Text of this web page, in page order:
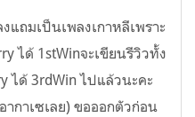
แถมเป็นเพลงเกาหลีเพราะ
ได้ 1stWinจะเขียนรีวิวทั้ง
ได้ 3rdWin ไปแล้วนะคะ
ากาเซเลย) ขอออกตัวก่อน